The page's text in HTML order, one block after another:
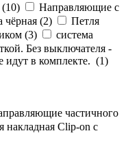
(10)
Направляющие с
чёрная (2)
Петля
(3)
система
Без выключателя -
идут в комплекте. (1)
частичного
накладная Clip-on с